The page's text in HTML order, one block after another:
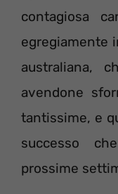
contagiosa
egregiamente
australiana,
avendone
tantissime, e
successo
prossime